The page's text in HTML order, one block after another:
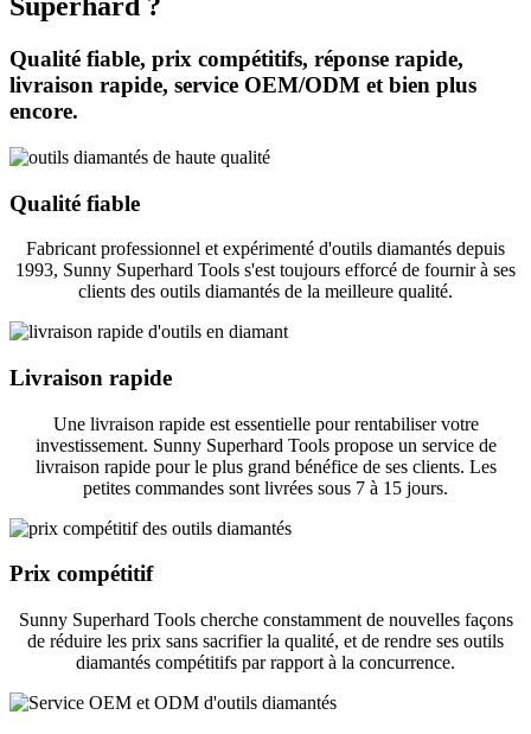
Qualité fiable, prix compétitifs, réponse rapide,
livraison rapide, service OEM/ODM et bien plus
encore.
Qualité fiable
Fabricant professionnel et expérimenté d'outils diamantés depuis
1993, Sunny Superhard Tools s'est toujours efforcé de fournir à ses
clients des outils diamantés de la meilleure qualité.
Livraison rapide
Une livraison rapide est essentielle pour rentabiliser votre
investissement. Sunny Superhard Tools propose un service de
livraison rapide pour le plus grand bénéfice de ses clients. Les
petites commandes sont livrées sous 7 à 15 jours.
Prix ​​compétitif
Sunny Superhard Tools cherche constamment de nouvelles façons
de réduire les prix sans sacrifier la qualité, et de rendre ses outils
diamantés compétitifs par rapport à la concurrence.